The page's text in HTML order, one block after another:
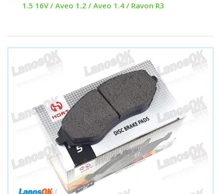
1.5 16V / Aveo 1.2 / Aveo 1.4 / Ravon R3